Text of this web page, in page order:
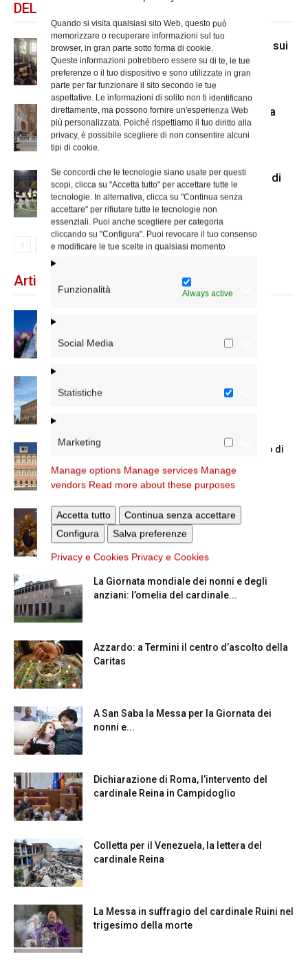
Quando si visita qualsiasi sito Web, questo può
memorizzare o recuperare informazioni sul tuo
browser, in gran parte sotto forma di cookie.
Queste informazioni potrebbero essere su di te, le tue
preferenze o il tuo dispositivo e sono utilizzate in gran
parte per far funzionare il sito secondo le tue
aspettative. Le informazioni di solito non ti identificano
direttamente, ma possono fornire un'esperienza Web
più personalizzata. Poiché rispettiamo il tuo diritto alla
privacy, è possibile scegliere di non consentire alcuni
tipi di cookie.
Se concordi che le tecnologie siano usate per questi
scopi, clicca su "Accetta tutto" per accettare tutte le
tecnologie. In alternativa, clicca su "Continua senza
accettare" per rifiutare tutte le tecnologie non
essenziali. Puoi anche scegliere per categoria
cliccando su "Configura". Puoi revocare il tuo consenso
e modificare le tue scelte in qualsiasi momento
Funzionalità Always active
Social Media
Statistiche
Marketing
Manage options Manage services Manage
vendors Read more about these purposes
Accetta tutto
Continua senza accettare
Configura
Salva preferenze
Privacy e Cookies Privacy e Cookies
DELLO STESSO AUTORE
A San Carlo al Corso mostra di Mcl sui
senza dimora
Il nuovo accesso alla cripta di Santa
Prisca
Us Acli Roma, cominciato il torneo di
calcio a 5 con le parrocchie
Articoli recenti
Chiusura estiva degli Uffici del Vicariato di
La Madonna della Neve a Santa Maria
Maggiore
La Giornata mondiale dei nonni e degli
anziani: l’omelia del cardinale...
Azzardo: a Termini il centro d’ascolto della
Caritas
A San Saba la Messa per la Giornata dei
nonni e...
Dichiarazione di Roma, l’intervento del
cardinale Reina in Campidoglio
Colletta per il Venezuela, la lettera del
cardinale Reina
La Messa in suffragio del cardinale Ruini nel
trigesimo della morte